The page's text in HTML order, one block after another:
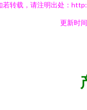
若转载，请注明出处：
更新时